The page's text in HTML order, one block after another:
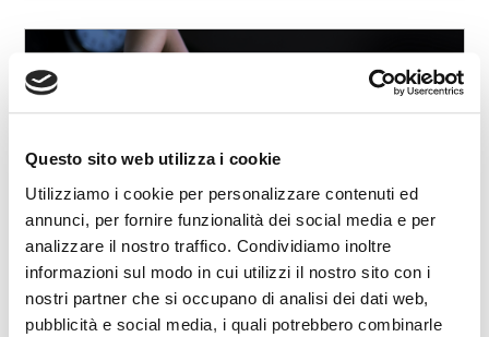
Questo sito web utilizza i cookie
Utilizziamo i cookie per personalizzare contenuti ed
annunci, per fornire funzionalità dei social media e per
analizzare il nostro traffico. Condividiamo inoltre
informazioni sul modo in cui utilizzi il nostro sito con i
nostri partner che si occupano di analisi dei dati web,
pubblicità e social media, i quali potrebbero combinarle
2025-12-19 00:00:00
Stress e addormentamento: cosa succede nel
cervello
Ti è mai capitato di andare a letto stanco, ma con la
affaticato, ma il sonno tarda ad ar...